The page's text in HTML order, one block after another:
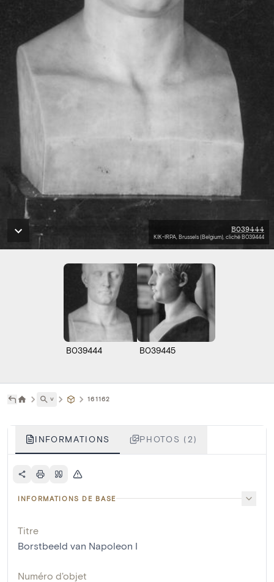
B039444
KIK-IRPA, Brussels (Belgium), cliché B039444
B039444 B039445
˅ 161162
INFORMATIONS PHOTOS (2)
INFORMATIONS DE BASE
Titre
Borstbeeld van Napoleon I
Numéro d'objet